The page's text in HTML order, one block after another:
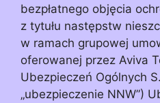
bezpłatnego objęcia
z tytułu następstw
w ramach grupowej
oferowanej przez Aviva
Ubezpieczeń Ogólnych
„ubezpieczenie NNW”)